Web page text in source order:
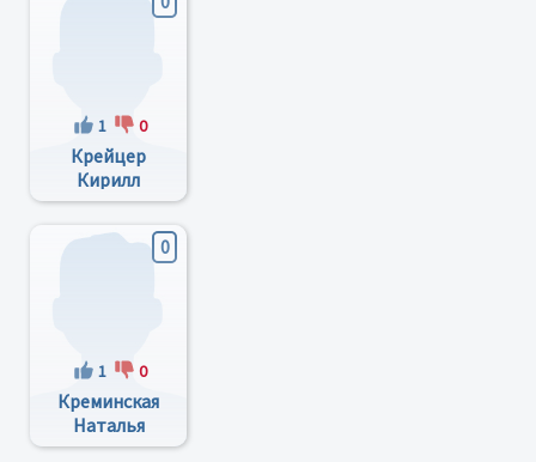
1 0
Крейцер
Кирилл
Александрович
0
1 0
Креминская
Наталья
Николаевна